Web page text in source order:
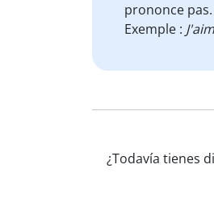
prononce
Exemple :
¿Todavía tienes